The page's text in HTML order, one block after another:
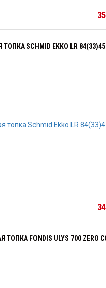
SCHMID EKKO LR 84(33)45
FONDIS ULYS 700 ZERO